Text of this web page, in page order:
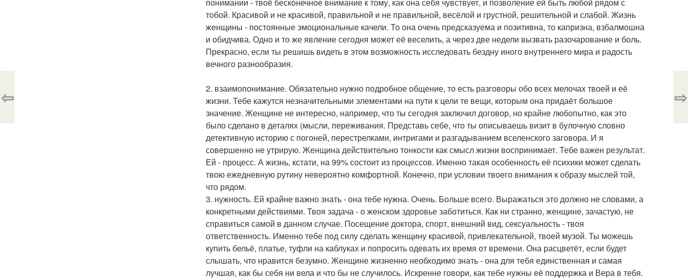
тобой. Красивой и не красивой, правильной и не правильной, весёлой и грустной, решительной и слабой. Жизнь
женщины - постоянные эмоциональные качели. То она очень предсказуема и позитивна, то капризна, взбалмошна
и обидчива. Одно и то же явление сегодня может её веселить, а через две недели вызвать разочарование и боль.
Прекрасно, если ты решишь видеть в этом возможность исследовать бездну иного внутреннего мира и радость
вечного разнообразия.
2. взаимопонимание. Обязательно нужно подробное общение, то есть разговоры обо всех мелочах твоей и её
жизни. Тебе кажутся незначительными элементами на пути к цели те вещи, которым она придаёт большое
значение. Женщине не интересно, например, что ты сегодня заключил договор, но крайне любопытно, как это
было сделано в деталях (мысли, переживания. Представь себе, что ты описываешь визит в булочную словно
детективную историю с погоней, перестрелками, интригами и разгадыванием вселенского заговора. И я
совершенно не утрирую. Женщина действительно тонкости как смысл жизни воспринимает. Тебе важен результат.
Ей - процесс. А жизнь, кстати, на 99% состоит из процессов. Именно такая особенность её психики может сделать
твою ежедневную рутину невероятно комфортной. Конечно, при условии твоего внимания к образу мыслей той,
что рядом.
3. нужность. Ей крайне важно знать - она тебе нужна. Очень. Больше всего. Выражаться это должно не словами, а
конкретными действиями. Твоя задача - о женском здоровье заботиться. Как ни странно, женщине, зачастую, не
справиться самой в данном случае. Посещение доктора, спорт, внешний вид, сексуальность - твоя
ответственность. Именно тебе под силу сделать женщину красивой, привлекательной, твоей музой. Ты можешь
купить бельё, платье, туфли на каблуках и попросить одевать их время от времени. Она расцветёт, если будет
слышать, что нравится безумно. Женщине жизненно необходимо знать - она для тебя единственная и самая
лучшая, как бы себя ни вела и что бы не случилось. Искренне говори, как тебе нужны её поддержка и Вера в тебя.
⇦ ⇨